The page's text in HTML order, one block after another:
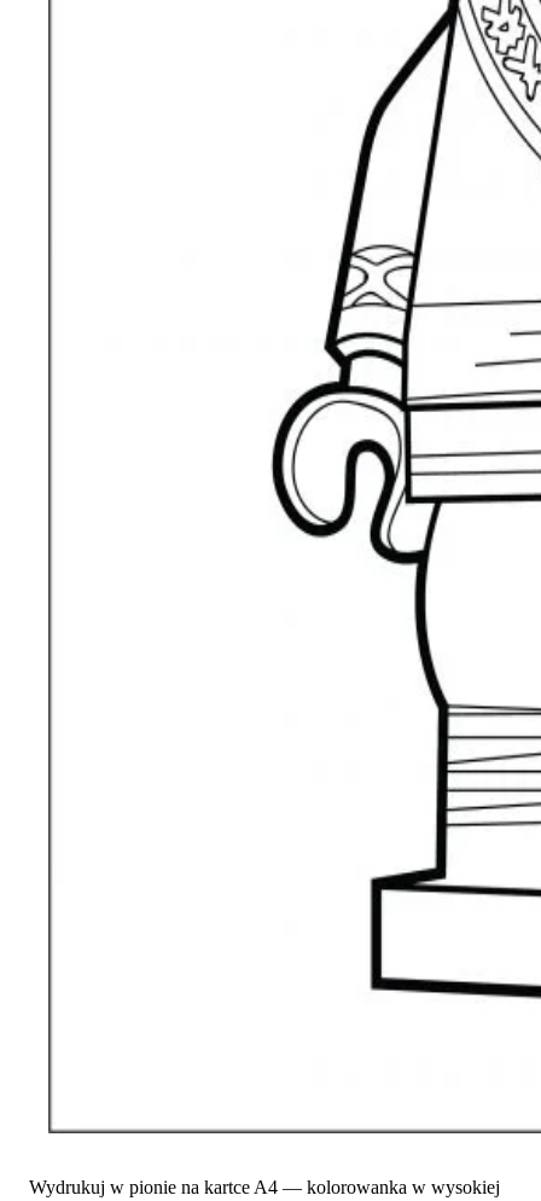
Wydrukuj w pionie na kartce A4 — kolorowanka w wysokiej